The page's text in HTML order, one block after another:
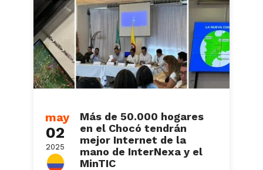
may
02
2025
Más de 50.000 hogares
en el Chocó tendrán
mejor Internet de la
mano de InterNexa y el
MinTIC